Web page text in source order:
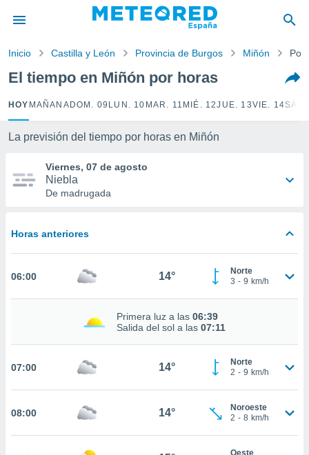
por
para
que se
calidad.
a este
y
digital
permite
coste.
a la
todas
CONFIGURACIÓN
Inicio Castilla y León Provincia de Burgos Miñón Por
El tiempo en Miñón por horas
HOY MAÑANA DOM. 09 LUN. 10 MAR. 11 MIÉ. 12JUE. 13VIE. 14
La previsión del tiempo por horas en Miñón
Viernes, 07 de agosto
Niebla
De madrugada
Horas anteriores
06:00 14°
Norte
3 - 9 km/h
Primera luz a las 06:39
Salida del sol a las 07:11
07:00 14°
Norte
2 - 9 km/h
08:00 14°
Noroeste
2 - 8 km/h
Oeste